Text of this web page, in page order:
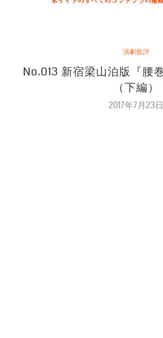
演劇批評
No.013 新宿梁山泊版『腰
（下編）
2017年7月23日